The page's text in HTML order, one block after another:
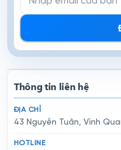
Thông tin liên hệ
ĐỊA CHỈ
43 Nguyễn Tuân, Vĩnh
HOTLINE